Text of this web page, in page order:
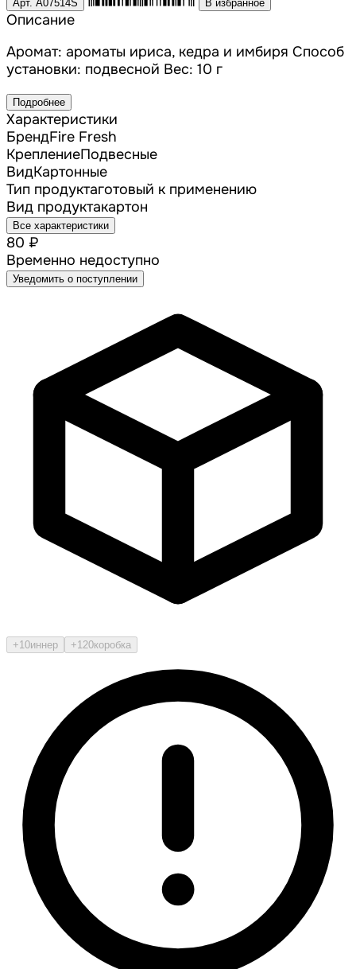
Арт. A07514S В избранное
Описание
Аромат: ароматы ириса, кедра и имбиря Способ
установки: подвесной Вес: 10 г
Подробнее
Характеристики
БрендFire Fresh
КреплениеПодвесные
ВидКартонные
Тип продуктаготовый к применению
Вид продуктакартон
Все характеристики
80 ₽
Временно недоступно
Уведомить о поступлении
+10иннер +120коробка